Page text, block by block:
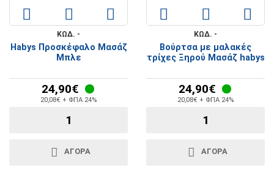
ΚΩΔ. -
Habys Προσκέφαλο Μασάζ
Μπλε
24,90€
20,08€ + ΦΠΑ 24%
ΑΓΟΡΑ
ΚΩΔ. -
Βούρτσα με μαλακές
τρίχες Ξηρού Μασάζ habys
24,90€
20,08€ + ΦΠΑ 24%
ΑΓΟΡΑ